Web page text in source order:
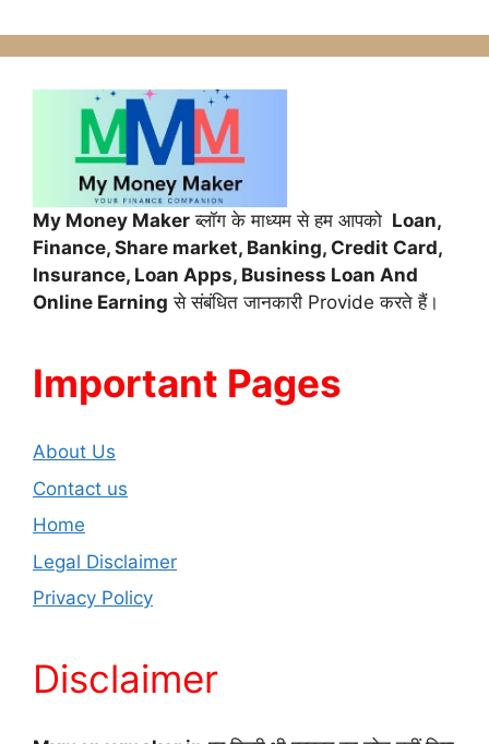
My Money Maker ब्लॉग के माध्यम से हम आपको Loan,
Finance, Share market, Banking, Credit Card,
Insurance, Loan Apps, Business Loan And
Online Earning से संबंधित जानकारी Provide करते हैं।
Important Pages
About Us
Contact us
Home
Legal Disclaimer
Privacy Policy
Disclaimer